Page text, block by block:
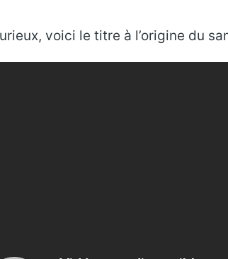
voici le titre à l’origine du